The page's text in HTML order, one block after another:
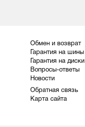
Обмен и возврат
Гарантия на шины
Гарантия на диски
Вопросы-ответы
Новости
Обратная связь
Карта сайта